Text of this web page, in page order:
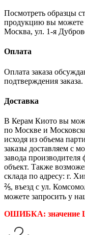
Посмотреть образцы
продукцию вы можете
Москва, ул. 1-я
Оплата
Оплата заказа
подтверждения заказа.
Доставка
В Керам Киото вы
по Москве и
исходя из объема
заказы доставляем с
завода
объект. Также
склада по адресу: г.
⅖, въезд с ул.
можете запросить у
ОШИБКА: значение